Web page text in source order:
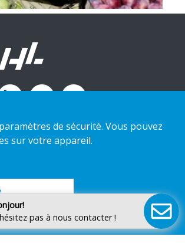
pas à nous contacter !
de sécurité. Vous pouvez
sur votre appareil.